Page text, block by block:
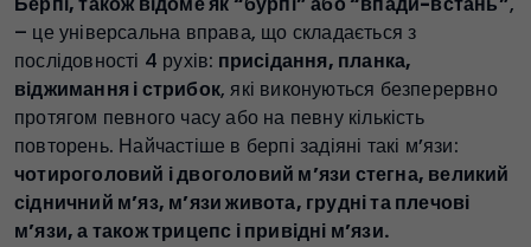
– це універсальна вправа, що складається з
послідовності 4 рухів: присідання, планка,
віджимання і стрибок, які виконуються безперервно
протягом певного часу або на певну кількість
повторень. Найчастіше в берпі задіяні такі м’язи:
чотироголовий і двоголовий м’язи стегна, великий
сідничний м’яз, м’язи живота, грудні та плечові
м’язи, а також трицепс і привідні м’язи.